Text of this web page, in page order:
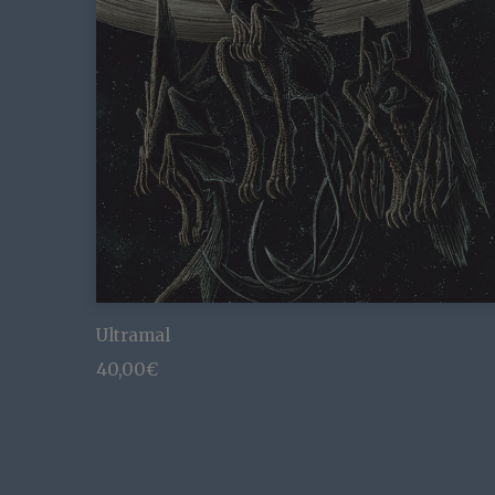
Ultramal
40,00€